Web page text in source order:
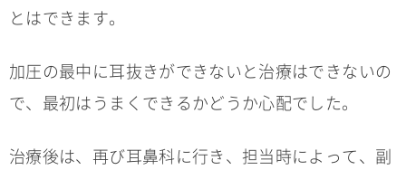
とはできます。
加圧の最中に耳抜きができないと治療はできないの
で、最初はうまくできるかどうか心配でした。
治療後は、再び耳鼻科に行き、担当時によって、副